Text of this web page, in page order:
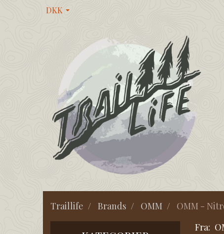
DKK
Traillife Brands OMM OMM -
Fra: